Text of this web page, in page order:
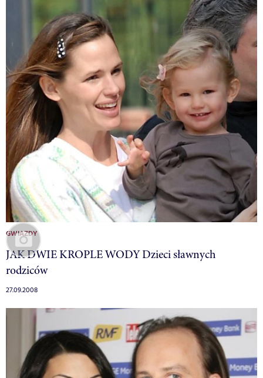
GWIAZDY
JAK DWIE KROPLE WODY Dzieci sławnych
rodziców
27.09.2008